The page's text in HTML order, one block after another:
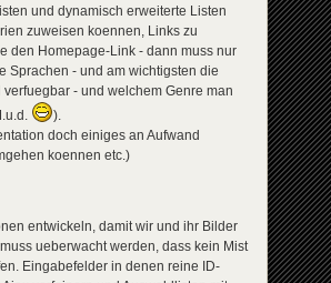
und dynamisch erweiterte Listen
zuweisen koennen, Links zu
den Homepage-Link - dann muss nur
Sprachen - und am wichtigsten die
- und welchem Genre man
).
doch einiges an Aufwand
koennen etc.)
entwickeln, damit wir und ihr Bilder
ueberwacht werden, dass kein Mist
Eingabefelder in denen reine ID-